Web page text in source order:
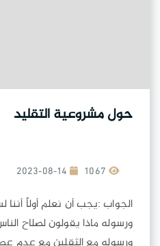
حول مشروعية التقليد
2023-08-14
الجواب :يجب أن نعلم أولاً
ورسوله ماذا يقولون لصلاح